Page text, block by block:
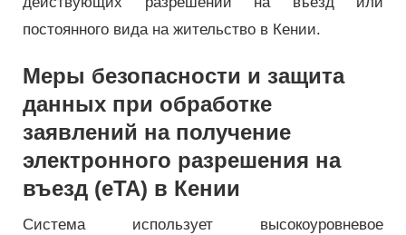
постоянного вида на жительство в Кении.
Меры безопасности и защита
данных при обработке
заявлений на получение
электронного разрешения на
въезд (eTA) в Кении
Система использует высокоуровневое